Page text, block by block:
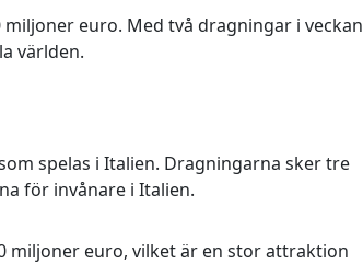
euro. Med två dragningar i veckan
världen.
spelas i Italien. Dragningarna sker tre
för invånare i Italien.
miljoner euro, vilket är en stor attraktion